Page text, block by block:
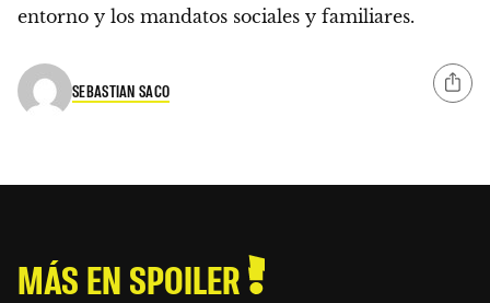
entorno y los mandatos sociales y familiares.
SEBASTIAN SACO
MÁS EN SPOILER